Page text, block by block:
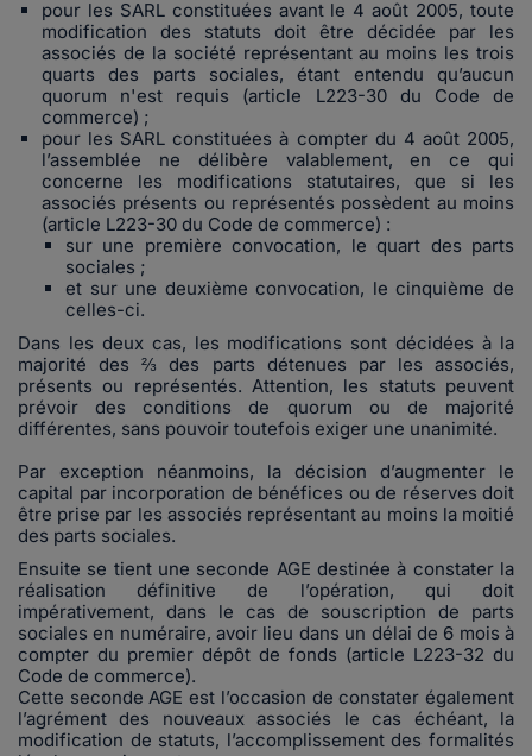
pour les SARL constituées avant le 4 août 2005, toute
modification des statuts doit être décidée par les
associés de la société représentant au moins les trois
quarts des parts sociales, étant entendu qu’aucun
quorum n'est requis (article L223-30 du Code de
commerce) ;
pour les SARL constituées à compter du 4 août 2005,
l’assemblée ne délibère valablement, en ce qui
concerne les modifications statutaires, que si les
associés présents ou représentés possèdent au moins
(article L223-30 du Code de commerce) :
sur une première convocation, le quart des parts
sociales ;
et sur une deuxième convocation, le cinquième de
celles-ci.
Dans les deux cas, les modifications sont décidées à la
majorité des ⅔ des parts détenues par les associés,
présents ou représentés. Attention, les statuts peuvent
prévoir des conditions de quorum ou de majorité
différentes, sans pouvoir toutefois exiger une unanimité.
Par exception néanmoins, la décision d’augmenter le
capital par incorporation de bénéfices ou de réserves doit
être prise par les associés représentant au moins la moitié
des parts sociales.
Ensuite se tient une seconde AGE destinée à constater la
réalisation définitive de l’opération, qui doit
impérativement, dans le cas de souscription de parts
sociales en numéraire, avoir lieu dans un délai de 6 mois à
compter du premier dépôt de fonds (article L223-32 du
Code de commerce).
Cette seconde AGE est l’occasion de constater également
l’agrément des nouveaux associés le cas échéant, la
modification de statuts, l’accomplissement des formalités